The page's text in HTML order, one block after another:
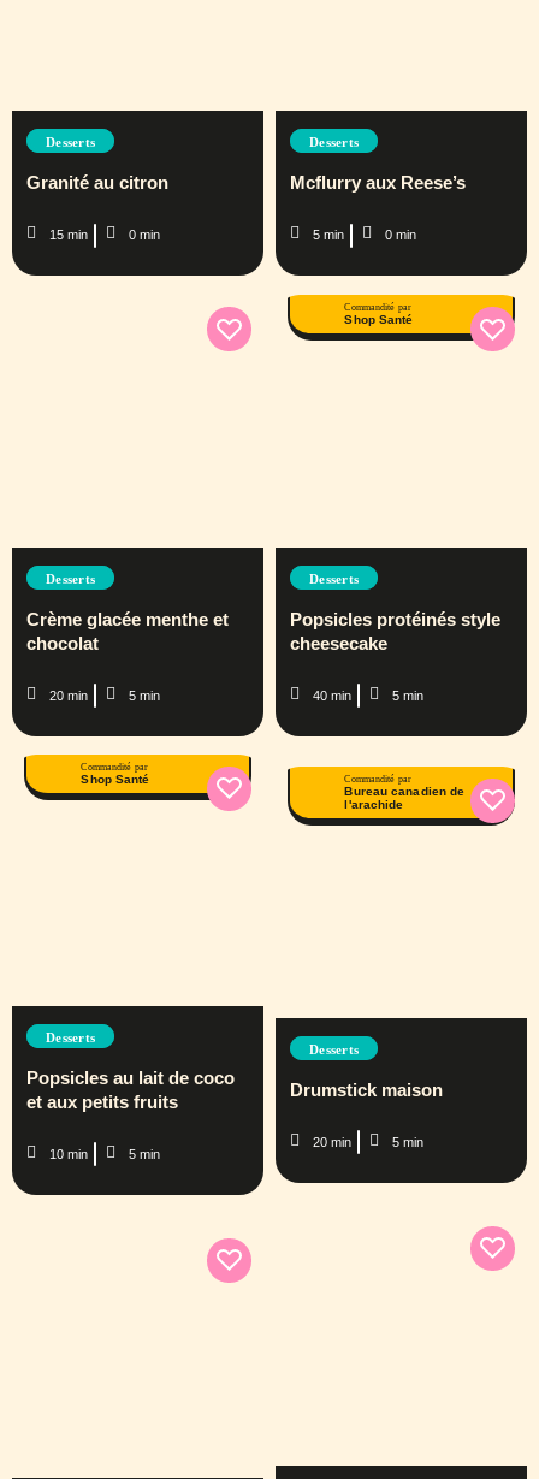
Desserts
Granité au citron
15 min 0 min
Desserts
Mcflurry aux Reese’s
5 min 0 min
Desserts
Crème glacée menthe et
chocolat
20 min 5 min
Commandité par
Shop Santé
Desserts
Popsicles protéinés style
cheesecake
40 min 5 min
Commandité par
Shop Santé
Desserts
Popsicles au lait de coco
et aux petits fruits
10 min 5 min
Commandité par
Bureau canadien de
l'arachide
Desserts
Drumstick maison
20 min 5 min